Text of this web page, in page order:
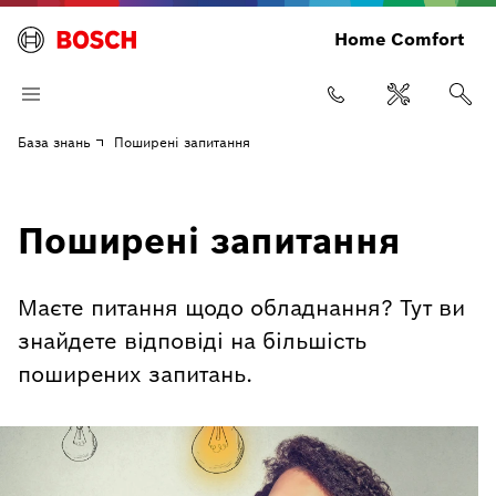
Home Comfort
База знань Поширені запитання
Поширені запитання
Маєте питання щодо обладнання? Тут ви
знайдете відповіді на більшість
поширених запитань.